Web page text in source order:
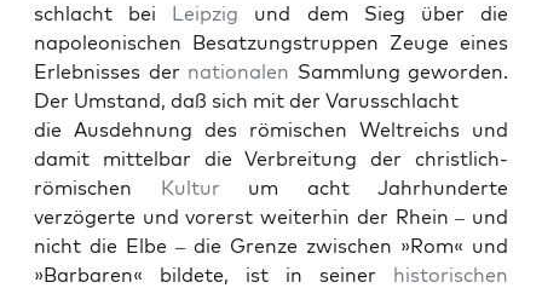
schlacht bei Leipzig und dem Sieg über die
napoleonis­chen Besatzungstrup­pen Zeuge eines
Erleb­niss­es der nationalen Samm­lung gewor­den.
Der Umstand, daß sich mit der Varuss­chlacht
die Aus­dehnung des römis­chen Wel­tre­ichs und
damit mit­tel­bar die Ver­bre­itung der christlich-
römis­chen Kul­tur um acht Jahrhun­derte
verzögerte und vor­erst weit­er­hin der Rhein – und
nicht die Elbe – die Gren­ze zwis­chen »Rom« und
»Bar­baren« bildete, ist in sein­er his­torischen